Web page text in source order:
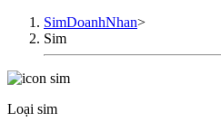
SimDoanhNhan>
Sim
Loại sim